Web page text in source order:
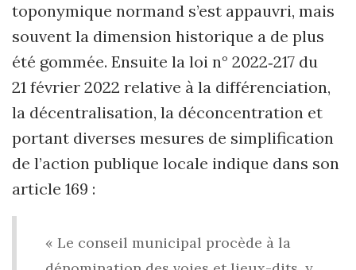
toponymique normand s’est appauvri, mais
souvent la dimension historique a de plus
été gommée. Ensuite la loi n° 2022‑217 du
21 février 2022 relative à la différenciation,
la décentralisation, la déconcentration et
portant diverses mesures de simplification
de l’action publique locale indique dans son
article 169 :
« Le conseil municipal procède à la